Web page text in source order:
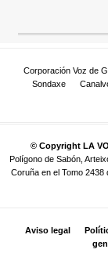
Corporación Voz de
Sondaxe
© Copyright LA
Polígono de Sabón,
Coruña en el Tomo 2438
Aviso legal